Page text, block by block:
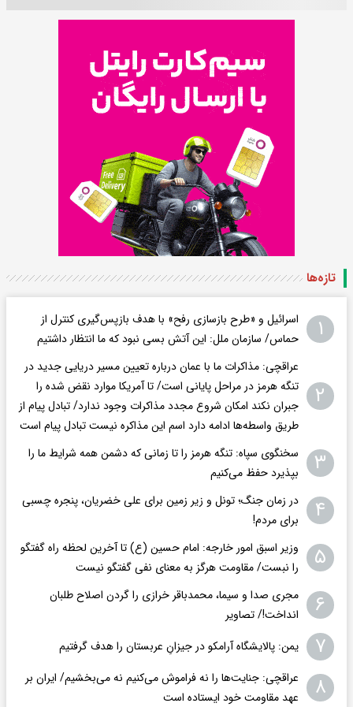
تازه‌ها
۱
اسرائیل و «طرح بازسازی رفح» با هدف بازپس‌گیری کنترل از
حماس/ سازمان ملل: این آتش بسی نبود که ما انتظار داشتیم
۲
عراقچی: مذاکرات ما با عمان درباره تعیین مسیر دریایی جدید در
تنگه هرمز در مراحل پایانی است/ تا آمریکا موارد نقض شده را
جبران نکند امکان شروع مجدد مذاکرات وجود ندارد/ تبادل پیام از
طریق واسطه‌ها ادامه دارد اسم این مذاکره نیست تبادل پیام است
۳
سخنگوی سپاه: تنگه هرمز را تا زمانی که دشمن همه‌ شرایط ما را
بپذیرد حفظ می‌کنیم
۴
در زمان جنگ؛ تونل و زیر زمین برای علی خضریان، پنجره چسبی
برای مردم!
۵
وزیر اسبق امور خارجه: امام حسین (ع) تا آخرین لحظه راه گفتگو
را نبست/ مقاومت هرگز به معنای نفی گفتگو نیست
۶
مجری صدا و سیما، محمدباقر خرازی را گردن اصلاح طلبان
انداخت!/ تصاویر
۷ یمن: پالایشگاه آرامکو در جیزانِ عربستان را هدف گرفتیم
۸
عراقچی: جنایت‌ها را نه فراموش می‌کنیم نه می‌بخشیم/ ایران بر
عهد مقاومت خود ایستاده است